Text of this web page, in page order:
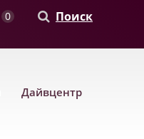
0 Поиск
Дайвцентр